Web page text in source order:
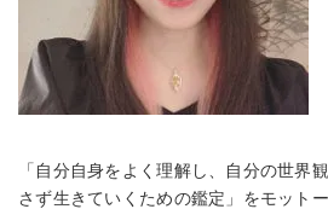
「自分自身をよく理解し、自分の世界
さず生きていくための鑑定」をモット